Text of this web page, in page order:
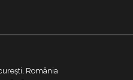
România